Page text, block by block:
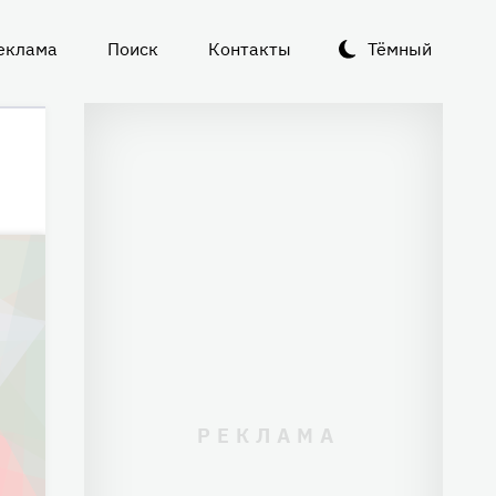
Тёмный
Поиск Контакты